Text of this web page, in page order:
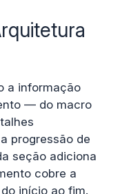
a informação
— do macro
progressão de
seção adiciona
cobre a
início ao fim.